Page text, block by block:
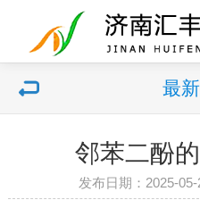
最
邻苯二酚
发布日期：2025-